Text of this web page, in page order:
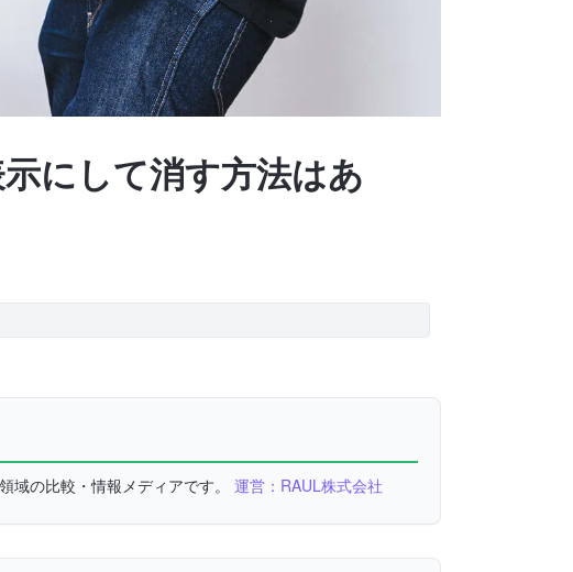
にして消す方法はあ
域の比較・情報メディアです。 運営：RAUL株式会社